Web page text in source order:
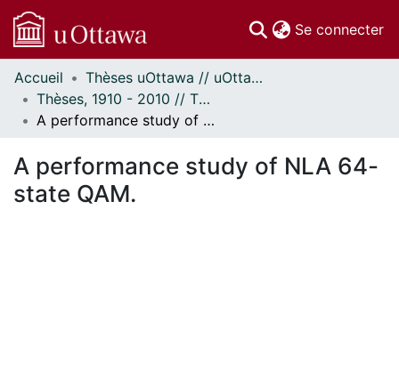
Se connecter
Communautés
et collections
Parcourir
À propos
Accueil
Thèses uOttawa // uOttawa Theses
Thèses, 1910 - 2010 // Theses, 1910 - 2010
A performance study of NLA 64-state QAM.
A performance study of NLA 64-
state QAM.